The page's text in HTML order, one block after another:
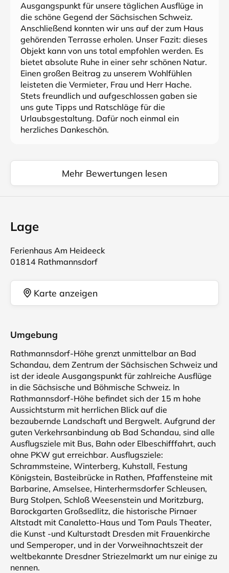
Ausgangspunkt für unsere täglichen Ausflüge in
die schöne Gegend der Sächsischen Schweiz.
Anschließend konnten wir uns auf der zum Haus
gehörenden Terrasse erholen. Unser Fazit: dieses
Objekt kann von uns total empfohlen werden. Es
bietet absolute Ruhe in einer sehr schönen Natur.
Einen großen Beitrag zu unserem Wohlfühlen
leisteten die Vermieter, Frau und Herr Hache.
Stets freundlich und aufgeschlossen gaben sie
uns gute Tipps und Ratschläge für die
Urlaubsgestaltung. Dafür noch einmal ein
herzliches Dankeschön.
Mehr Bewertungen lesen
Lage
Ferienhaus Am Heideeck
01814 Rathmannsdorf
Karte anzeigen
Umgebung
Rathmannsdorf-Höhe grenzt unmittelbar an Bad
Schandau, dem Zentrum der Sächsischen Schweiz und
ist der ideale Ausgangspunkt für zahlreiche Ausflüge
in die Sächsische und Böhmische Schweiz. In
Rathmannsdorf-Höhe befindet sich der 15 m hohe
Aussichtsturm mit herrlichen Blick auf die
bezaubernde Landschaft und Bergwelt. Aufgrund der
guten Verkehrsanbindung ab Bad Schandau, sind alle
Ausflugsziele mit Bus, Bahn oder Elbeschifffahrt, auch
ohne PKW gut erreichbar. Ausflugsziele:
Schrammsteine, Winterberg, Kuhstall, Festung
Königstein, Basteibrücke in Rathen, Pfaffensteine mit
Barbarine, Amselsee, Hinterhermsdorfer Schleusen,
Burg Stolpen, Schloß Weesenstein und Moritzburg,
Barockgarten Großsedlitz, die historische Pirnaer
Altstadt mit Canaletto-Haus und Tom Pauls Theater,
die Kunst -und Kulturstadt Dresden mit Frauenkirche
und Semperoper, und in der Vorweihnachtszeit der
weltbekannte Dresdner Striezelmarkt um nur einige zu
nennen.